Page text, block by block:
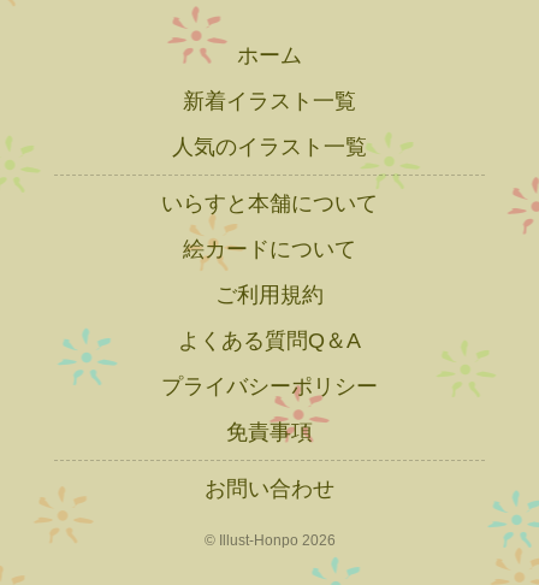
ホーム
新着イラスト一覧
人気のイラスト一覧
いらすと本舗について
絵カードについて
ご利用規約
よくある質問Q＆A
プライバシーポリシー
免責事項
お問い合わせ
© Illust-Honpo 2026